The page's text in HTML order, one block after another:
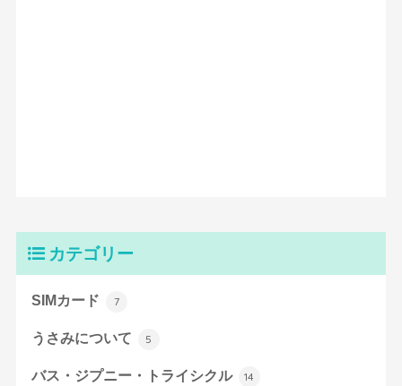
カテゴリー
SIMカード 7
うさみについて 5
バス・ジプニー・トライシクル 14